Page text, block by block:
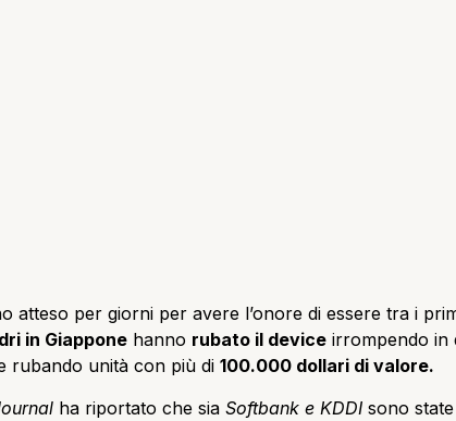
atteso per giorni per avere l’onore di essere tra i
in Giappone hanno rubato il device irrompendo in
rubando unità con più di 100.000 dollari di valore.
ha riportato che sia Softbank e KDDI sono